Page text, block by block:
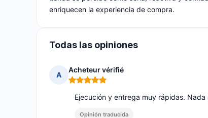
enriquecen la experiencia de compra.
Todas las opiniones
A
Acheteur vérifié
Nota: 5 de 5
Ejecución y entrega muy rápidas.
Opinión traducida